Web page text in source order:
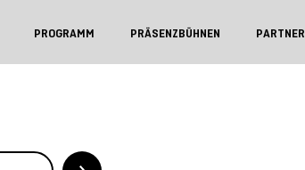
PROGRAMM PRÄSENZBÜHNEN PARTNER